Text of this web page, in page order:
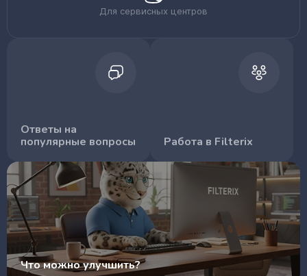
Для сервисных центров
Ответы на
популярные вопросы
Работа в Filterix
Что можно улучшить?